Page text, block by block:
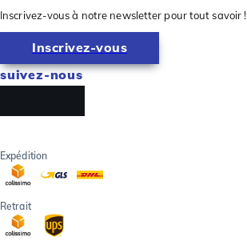
Inscrivez-vous à notre newsletter pour tout savoir !
Inscrivez-vous
suivez-nous
Expédition
Retrait